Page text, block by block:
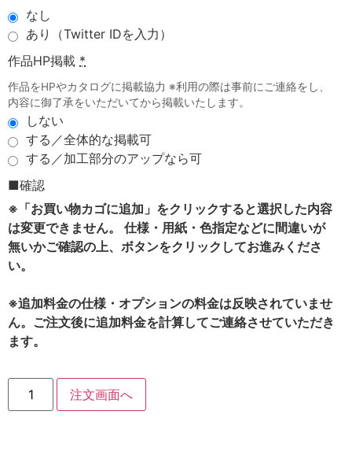
なし
あり（Twitter IDを入力）
作品HP掲載 *
作品をHPやカタログに掲載協力 ※利用の際は事前にご連絡をし、
内容に御了承をいただいてから掲載いたします。
しない
する／全体的な掲載可
する／加工部分のアップなら可
■確認
※「お買い物カゴに追加」をクリックすると選択した内容
は変更できません。 仕様・用紙・色指定などに間違いが
無いかご確認の上、ボタンをクリックしてお進みくださ
い。
※追加料金の仕様・オプションの料金は反映されていませ
ん。ご注文後に追加料金を計算してご連絡させていただき
ます。
注文画面へ